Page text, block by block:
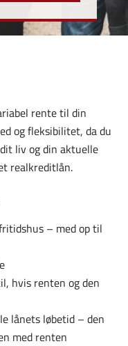
rente til din
og fleksibilitet, da du
liv og din aktuelle
realkreditlån.
– med op til
hvis renten og den
lånets løbetid – den
med renten